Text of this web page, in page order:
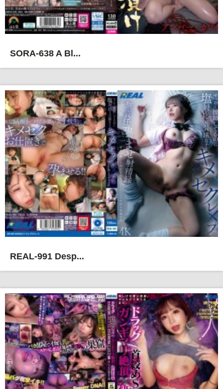
SORA-638 A Bl...
REAL-991 Desp...